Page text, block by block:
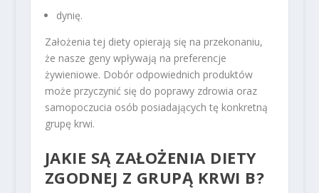
dynię.
Założenia tej diety opierają się na przekonaniu,
że nasze geny wpływają na preferencje
żywieniowe. Dobór odpowiednich produktów
może przyczynić się do poprawy zdrowia oraz
samopoczucia osób posiadających tę konkretną
grupę krwi.
JAKIE SĄ ZAŁOŻENIA DIETY
ZGODNEJ Z GRUPĄ KRWI B?